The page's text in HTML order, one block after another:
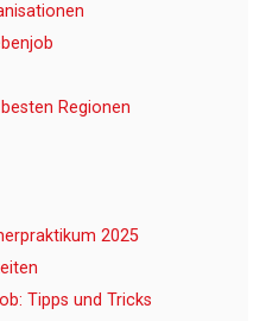
Regionen
2025
Tipps und Tricks